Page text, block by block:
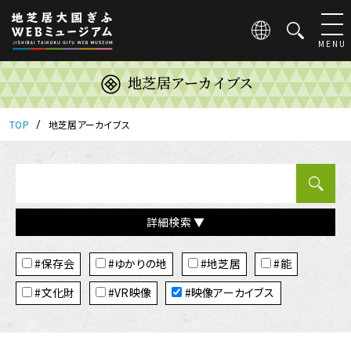
ー
ジ
は
地
芝
居
MENU
地芝居アーカイブス
TOP 地芝居アーカイブス
詳細検索 ▼
タ
グ #保存会 #ゆかりの地 #地芝居
#能
#文化財
#VR映像 #映像アーカイブス